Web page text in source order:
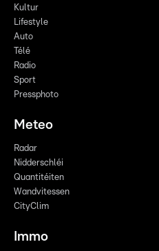
Kultur
Lifestyle
Auto
Télé
Radio
Sport
Pressphoto
Meteo
Radar
Nidderschléi
Quantitéiten
Wandvitessen
CityClim
Immo